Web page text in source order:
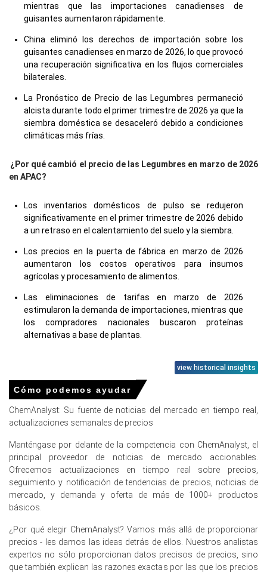
mientras que las importaciones canadienses de
guisantes aumentaron rápidamente.
China eliminó los derechos de importación sobre los
guisantes canadienses en marzo de 2026, lo que provocó
una recuperación significativa en los flujos comerciales
bilaterales.
La Pronóstico de Precio de las Legumbres permaneció
alcista durante todo el primer trimestre de 2026 ya que la
siembra doméstica se desaceleró debido a condiciones
climáticas más frías.
¿Por qué cambió el precio de las Legumbres en marzo de 2026
en APAC?
Los inventarios domésticos de pulso se redujeron
significativamente en el primer trimestre de 2026 debido
a un retraso en el calentamiento del suelo y la siembra.
Los precios en la puerta de fábrica en marzo de 2026
aumentaron los costos operativos para insumos
agrícolas y procesamiento de alimentos.
Las eliminaciones de tarifas en marzo de 2026
estimularon la demanda de importaciones, mientras que
los compradores nacionales buscaron proteínas
alternativas a base de plantas.
Precios de las legumbres en Europa
En Alemania, el Índice de Precios de las Legumbres fue
estable trimestre a trimestre en el primer trimestre de
2026, ya que los valores de la materia prima de las habas
crudas se estabilizaron.
Las Perspectivas de Demanda de las Legumbres
permanecieron estables en febrero de 2026, apoyadas
por un aumento del 0.7% en las ventas minoristas.
aumentó en marzo de 2026, impulsada por una inflación
del 2.7% en el IPC y un aumento en los precios del
fertilizante de urea.
view historical insights
Cómo podemos ayudar
ChemAnalyst: Su fuente de noticias del mercado en tiempo real,
actualizaciones semanales de precios
Manténgase por delante de la competencia con ChemAnalyst, el
principal proveedor de noticias de mercado accionables.
Ofrecemos actualizaciones en tiempo real sobre precios,
seguimiento y notificación de tendencias de precios, noticias de
mercado, y demanda y oferta de más de 1000+ productos
básicos.
¿Por qué elegir ChemAnalyst? Vamos más allá de proporcionar
precios - les damos las ideas detrás de ellos. Nuestros analistas
expertos no sólo proporcionan datos precisos de precios, sino
que también explican las razones exactas por las que los precios